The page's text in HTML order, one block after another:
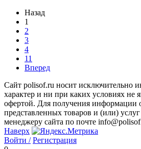
Назад
1
2
3
4
11
Вперед
Сайт polisof.ru носит исключительно
характер и ни при каких условиях не
офертой. Для получения информации
представленных товаров и (или)
менеджеру сайта по почте
Наверх
Войти / Регистрация